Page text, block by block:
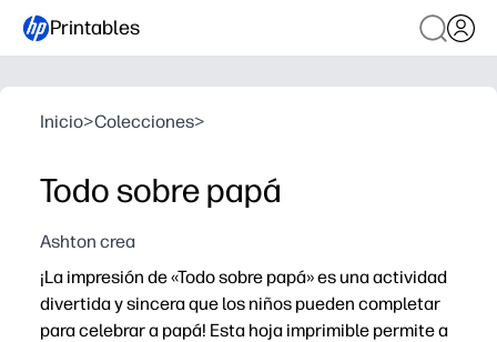
Printables
Inicio>Colecciones>
Todo sobre papá
Ashton crea
¡La impresión de «Todo sobre papá» es una actividad
divertida y sincera que los niños pueden completar
para celebrar a papá! Esta hoja imprimible permite a